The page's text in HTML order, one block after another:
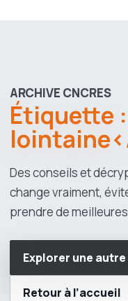
ARCHIVE CNCRES
Étiquette
Des conseils et
change vraiment,
prendre de
Explorer une
Retour à l’accueil